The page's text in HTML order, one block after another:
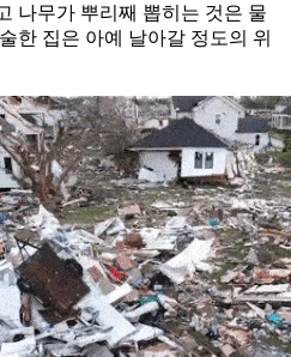
나무가 뿌리째 뽑히는 것은 물
한 집은 아예 날아갈 정도의 위